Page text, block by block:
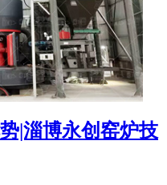
|淄博永创窑炉技